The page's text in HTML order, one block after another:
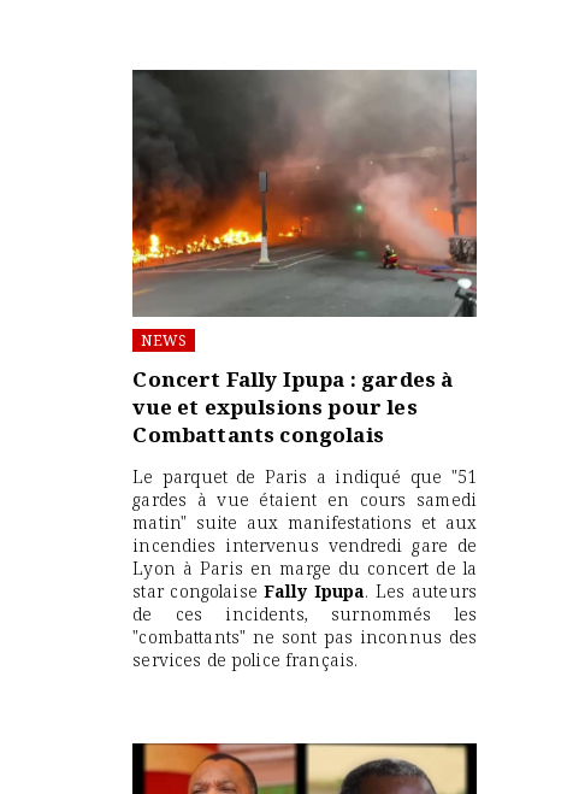
NEWS
Concert Fally Ipupa : gardes à
vue et expulsions pour les
Combattants congolais
Le parquet de Paris a indiqué que "51
gardes à vue étaient en cours samedi
matin" suite aux manifestations et aux
incendies intervenus vendredi gare de
Lyon à Paris en marge du concert de la
star congolaiseFally Ipupa. Les auteurs
de ces incidents, surnommés les
"combattants" ne sont pas inconnus des
services de police français.